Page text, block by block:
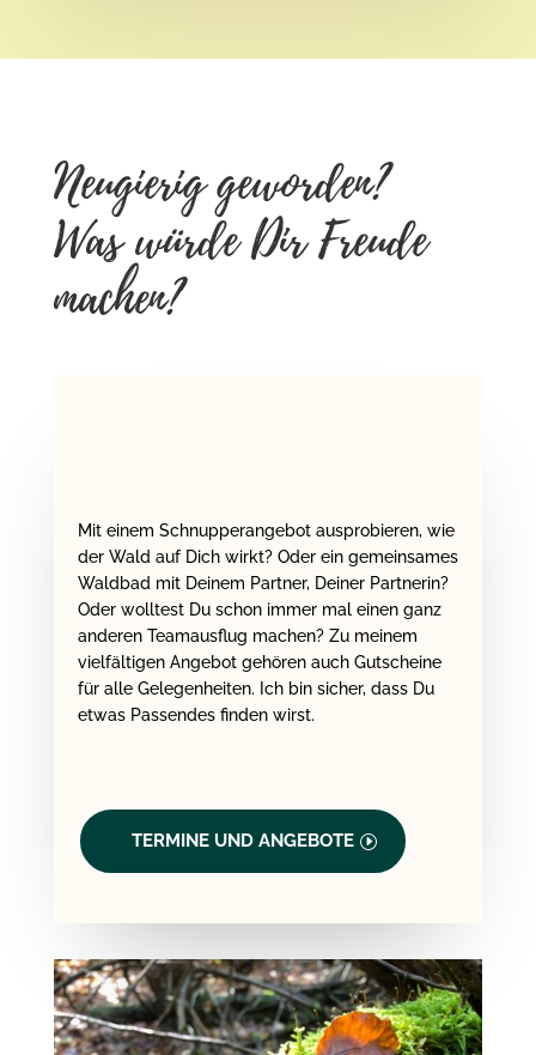
Neugierig geworden?
Was würde Dir Freude
machen?
Mit einem Schnupperangebot ausprobieren, wie
der Wald auf Dich wirkt? Oder ein gemeinsames
Waldbad mit Deinem Partner, Deiner Partnerin?
Oder wolltest Du schon immer mal einen ganz
anderen Teamausflug machen? Zu meinem
vielfältigen Angebot gehören auch Gutscheine
für alle Gelegenheiten. Ich bin sicher, dass Du
etwas Passendes finden wirst.
TERMINE UND ANGEBOTE